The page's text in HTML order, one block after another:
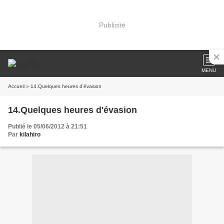
Publicité
MENU
Accueil » 14.Quelques heures d'évasion
14.Quelques heures d'évasion
Publié le 05/06/2012 à 21:51
Par kilahiro